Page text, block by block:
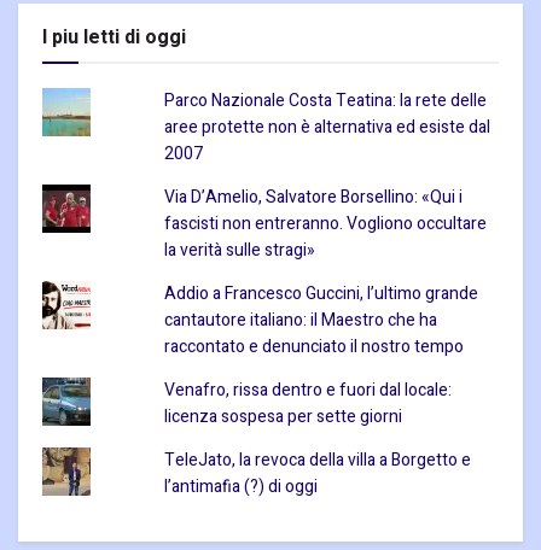
I piu letti di oggi
Parco Nazionale Costa Teatina: la rete delle
aree protette non è alternativa ed esiste dal
2007
Via D’Amelio, Salvatore Borsellino: «Qui i
fascisti non entreranno. Vogliono occultare
la verità sulle stragi»
Addio a Francesco Guccini, l’ultimo grande
cantautore italiano: il Maestro che ha
raccontato e denunciato il nostro tempo
Venafro, rissa dentro e fuori dal locale:
licenza sospesa per sette giorni
TeleJato, la revoca della villa a Borgetto e
l’antimafia (?) di oggi